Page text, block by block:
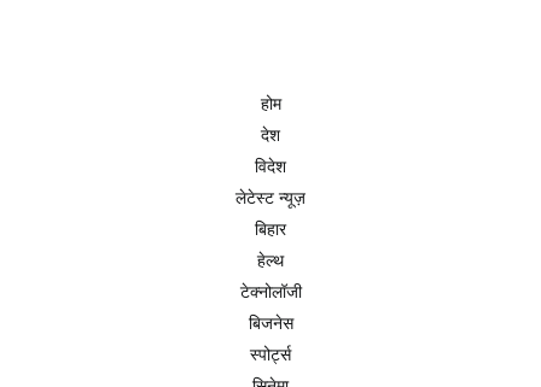
होम
देश
विदेश
लेटेस्ट न्यूज़
बिहार
हेल्थ
टेक्नोलॉजी
बिजनेस
स्पोर्ट्स